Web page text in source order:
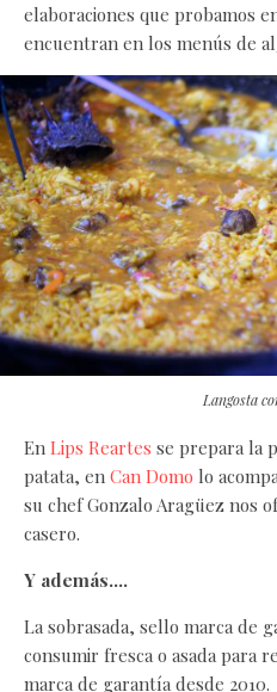
elaboraciones que probamos
encuentran en los menús de
Langosta
En Lips Reartes se prepara la
patata, en Can Domo lo
su chef Gonzalo Aragüez nos
casero.
Y además….
La sobrasada, sello marca de
consumir fresca o asada para
marca de garantía desde 2010.